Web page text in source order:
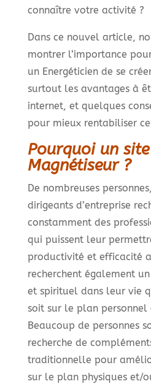
connaître votre activité ?
Dans ce nouvel article,
montrer l’importance
un Energéticien de se
surtout les avantages à
internet, et quelques
pour mieux rentabiliser
Pourquoi un
Magnétiseur ?
De nombreuses
dirigeants d’entreprise
constamment des
qui puissent leur
productivité et efficacité
recherchent également
et spirituel dans leur vie
soit sur le plan personnel
Beaucoup de personnes
recherche de
traditionnelle pour
sur le plan physiques et/